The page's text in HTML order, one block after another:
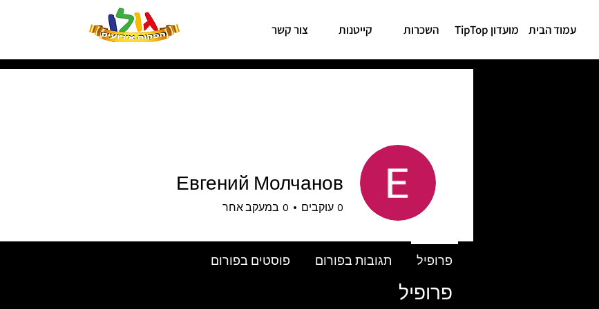
עמוד הבית מועדון TipTop השכרות קייטנות צור קשר
פרופיל
Евгений Молчанов
0 עוקבים 0 במעקב אחר
פרופיל תגובות בפורום פוסטים בפורום